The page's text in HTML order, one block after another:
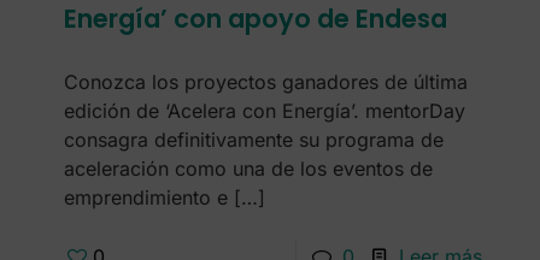
Energía’ con apoyo de Endesa
Conozca los proyectos ganadores de última
edición de ‘Acelera con Energía’. mentorDay
consagra definitivamente su programa de
aceleración como una de los eventos de
emprendimiento e […]